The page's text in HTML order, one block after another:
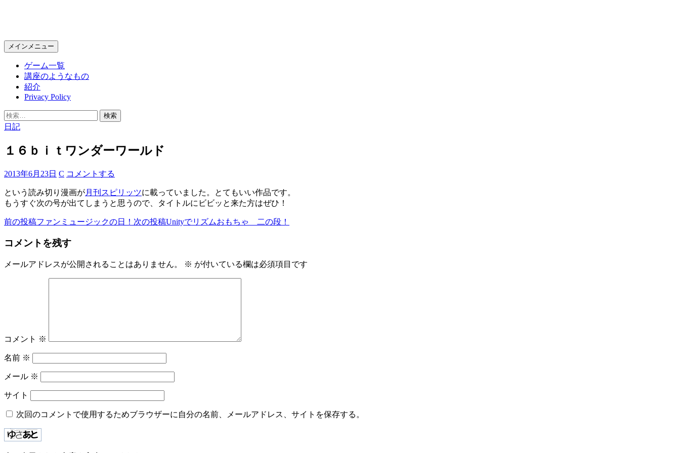
検
索
メインメニュー コ
テ
ン
へ
ス
キ
ゲーム一覧
講座のようなもの
紹介
Privacy Policy
検
索:
日記
１６ｂｉｔワンダーワールド
2013年6月23日 C コメントする
という読み切り漫画が月刊スピリッツに載っていました。とてもいい作品です。
もうすぐ次の号が出てしまうと思うので、タイトルにビビッと来た方はぜひ！
投
稿
ョ
ン
前の投稿ファンミュージックの日！ 次の投稿Unityでリズムおもちゃ 二の段！
コメントを残す
メールアドレスが公開されることはありません。 ※ が付いている欄は必須項目です
コメント ※
名前 ※
メール ※
サイト
次回のコメントで使用するためブラウザーに自分の名前、メールアドレス、サイトを保存する。